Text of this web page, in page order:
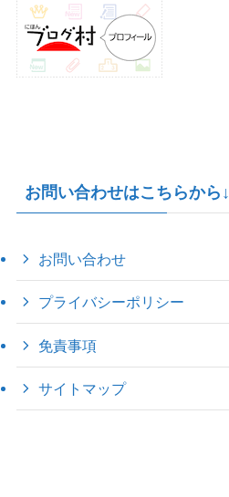
お問い合わせはこちらから↓
お問い合わせ
プライバシーポリシー
免責事項
サイトマップ